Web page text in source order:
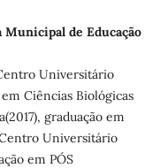
Municipal de Educação
Universitário
Ciências Biológicas
graduação em
Universitário
em PÓS